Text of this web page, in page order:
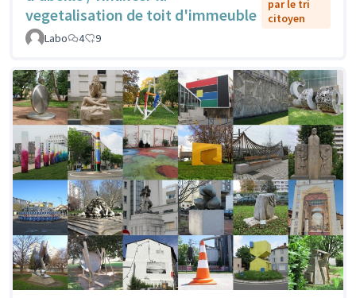
vegetalisation de toit d'immeuble
par le tri
citoyen
Labo
4 9